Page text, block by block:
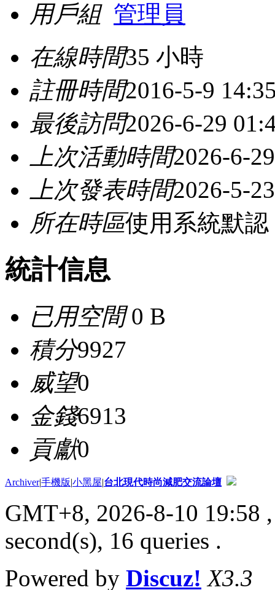
用戶組 管理員
在線時間35 小時
註冊時間2016-5-9
最後訪問2026-6-29
上次活動時間2026-6-
上次發表時間2026-5-
所在時區使用系統默認
統計信息
已用空間0 B
積分9927
威望0
金錢6913
貢獻0
Archiver|手機版|小黑屋|台北現代時尚減肥交流論壇
GMT+8, 2026-8-10 19:58
second(s), 16 queries .
Powered by Discuz! X3.3